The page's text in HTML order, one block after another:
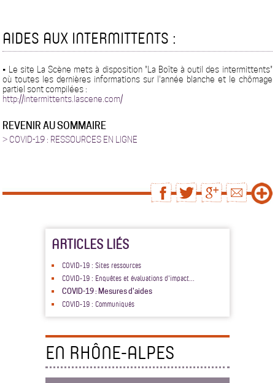
AIDES AUX INTERMITTENTS :
• Le site La Scène mets à disposition "La Boîte à outil des intermittents"
où toutes les dernières informations sur l'année blanche et le chômage
partiel sont compilées :
http://intermittents.lascene.com/
REVENIR AU SOMMAIRE
> COVID-19 : RESSOURCES EN LIGNE
ARTICLES LIÉS
COVID-19 : Sites ressources
COVID-19 : Enquêtes et évaluations d'impact...
COVID-19 : Mesures d'aides
COVID-19 : Communiqués
EN RHÔNE-ALPES